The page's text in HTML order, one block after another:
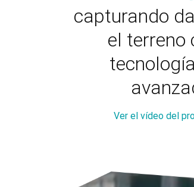
capturando
el terreno
Ver el vídeo del